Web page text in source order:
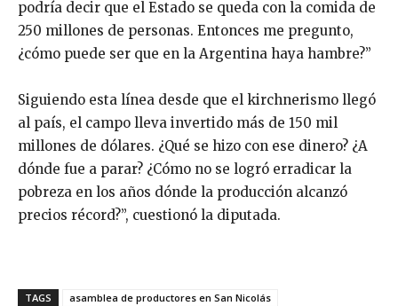
podría decir que el Estado se queda con la comida de
250 millones de personas. Entonces me pregunto,
¿cómo puede ser que en la Argentina haya hambre?”
Siguiendo esta línea desde que el kirchnerismo llegó
al país, el campo lleva invertido más de 150 mil
millones de dólares. ¿Qué se hizo con ese dinero? ¿A
dónde fue a parar? ¿Cómo no se logró erradicar la
pobreza en los años dónde la producción alcanzó
precios récord?”, cuestionó la diputada.
TAGS
asamblea de productores en San Nicolás